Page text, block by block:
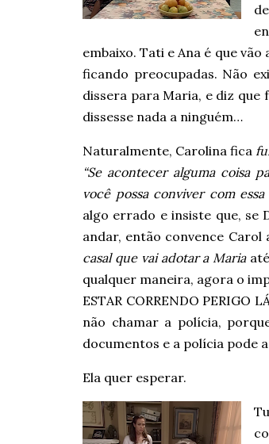
embaixo. Tati e Ana é que
ficando preocupadas. Não
dissera para Maria, e diz que
dissesse nada a ninguém…
Naturalmente, Carolina fica
“Se acontecer alguma coisa
você possa conviver com essa
algo errado e insiste que, se
andar, então convence Carol
casal que vai adotar a Mariaaté
qualquer maneira, agora o
ESTAR CORRENDO
não chamar a polícia,
documentos e a polícia pode
Ela quer esperar.